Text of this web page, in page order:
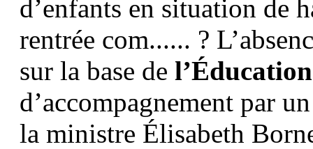
d’enfants en situation de
rentrée com...... ?
sur la base de l’Éducation
d’accompagnement par
la ministre Élisabeth